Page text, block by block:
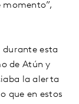
momento”,
durante esta
de Atún y
la alerta
que en estos